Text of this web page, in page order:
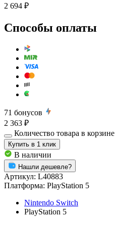
2 694 ₽
Способы оплаты
71 бонусов
2 363 ₽
Количество товара в корзине
Купить в 1 клик
В наличии
Нашли дешевле?
Артикул: L40883
Платформа: PlayStation 5
Nintendo Switch
PlayStation 5